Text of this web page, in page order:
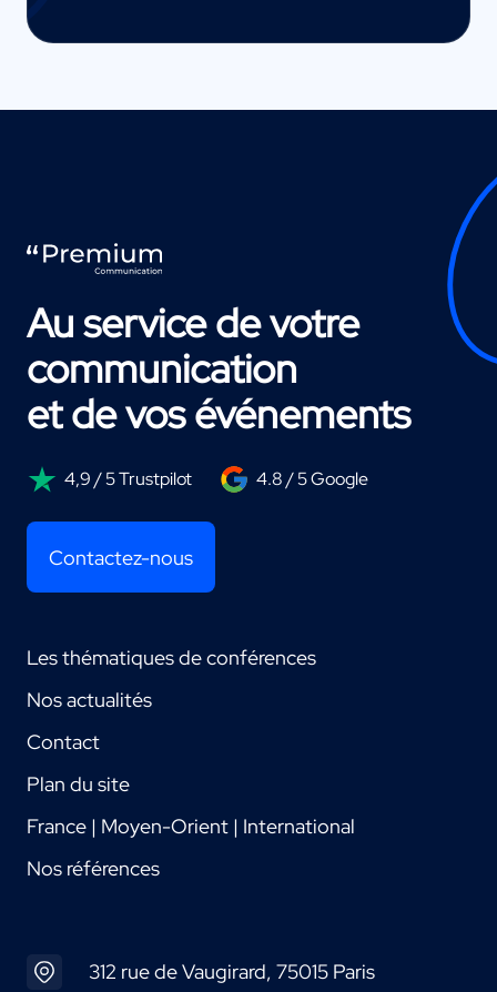
Au service de votre
communication
et de vos événements
4,9 / 5 Trustpilot 4.8 / 5 Google
Contactez-nous
Les thématiques de conférences
Nos actualités
Contact
Plan du site
France | Moyen-Orient | International
Nos références
312 rue de Vaugirard, 75015 Paris